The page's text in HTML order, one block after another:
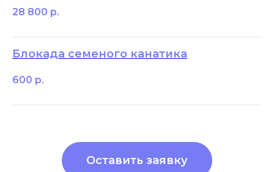
28 800 р.
Блокада семеного канатика
600 р.
Оставить заявку